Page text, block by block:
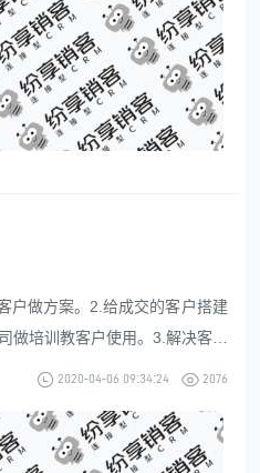
售后服务
Reserved
户做方案。2.给成交的客户搭建
做培训教客户使用。3.解决客户
1.学历全日制大专以上。2.做过
化建设系统。5.理解能力强，沟
2020-04-06 09:34:24 2076